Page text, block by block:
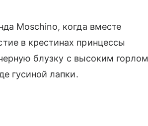
Moschino, когда вместе
в крестинах принцессы
блузку с высоким горлом
гусиной лапки.